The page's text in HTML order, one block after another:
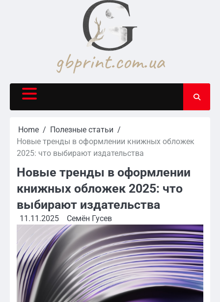
Home
Полезные статьи
Новые тренды в оформлении книжных обложек
2025: что выбирают издательства
Новые тренды в оформлении
книжных обложек 2025: что
выбирают издательства
11.11.2025 Семён Гусев